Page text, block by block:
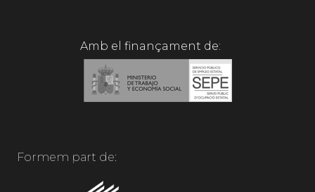
Amb el finançament de:
Formem part de: